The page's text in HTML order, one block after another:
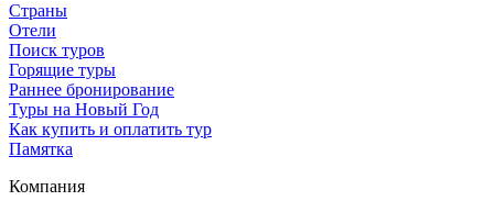
Страны
Отели
Поиск туров
Горящие туры
Раннее бронирование
Туры на Новый Год
Как купить и оплатить тур
Памятка
Компания